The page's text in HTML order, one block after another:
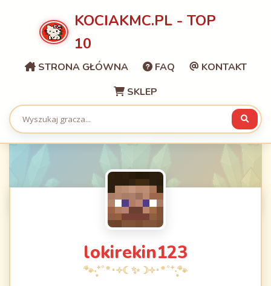
KOCIAKMC.PL - TOP
10
STRONA GŁÓWNA FAQ
KONTAKT
SKLEP
lokirekin123